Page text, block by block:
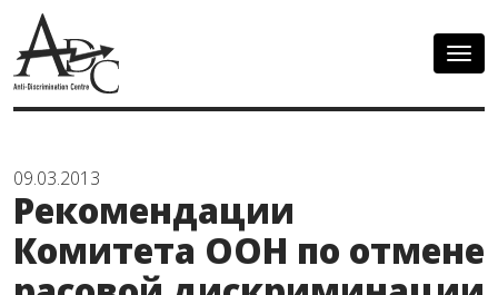
09.03.2013
Рекомендации
Комитета ООН по отмене